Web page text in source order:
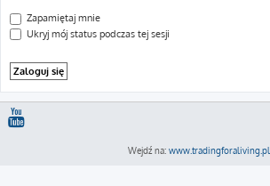
Zapamiętaj mnie
Ukryj mój status podczas tej sesji
Wejdź na: www.tradingforaliving.pl